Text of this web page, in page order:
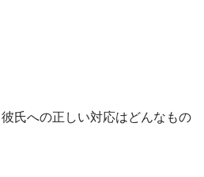
氏への正しい対応はどんなもの